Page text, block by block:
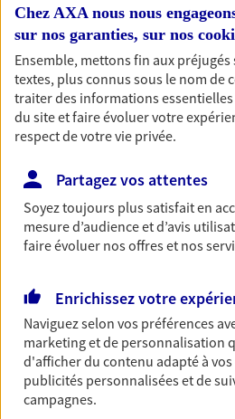
Découvrir l'offre Habitation
OBTENIR UN TARIF
Garantie
Bricoleuse, féru de jardinage,
accident du quotidien. Avec
Accident, protégez votre
revenus.
Découvrir l'offre Garantie
OBTENIR UN TARIF
Multirisque
Gagnez en simplicité et en
assurance multirisque
Chez AXA nous nous
sur nos garanties, sur nos
Ensemble, mettons fin aux
textes, plus connus sous le nom de
traiter des informations
du site et faire évoluer votre
respect de votre vie privée.
Partagez vos attentes
Soyez toujours plus satisfait en
mesure d’audience et d’avis
faire évoluer nos offres et nos
Enrichissez votre
Naviguez selon vos préférences
marketing et de personnalisation
d'afficher du contenu adapté à
publicités personnalisées et de
campagnes.